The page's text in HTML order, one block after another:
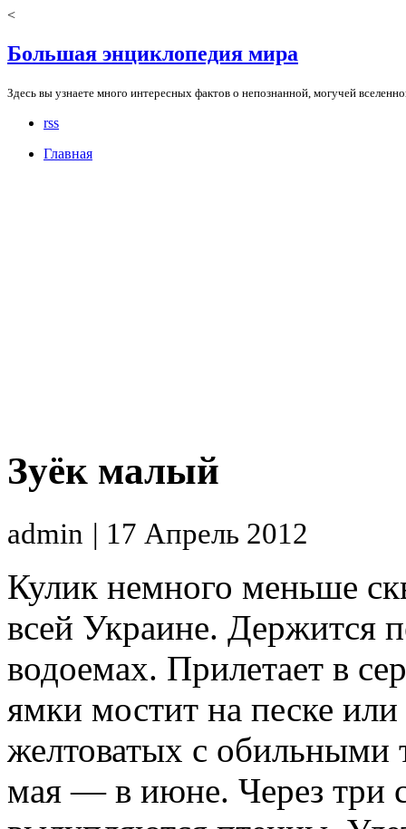
<
Большая энциклопедия мира
Здесь вы узнаете много интересных фактов о непознанной, могучей
rss
Главная
Зуёк малый
admin | 17 Апрель 2012
Кулик немного меньше
всей Украине. Держится
водоемах. Прилетает в
ямки мостит на песке
желтоватых с
мая — в июне. Через три